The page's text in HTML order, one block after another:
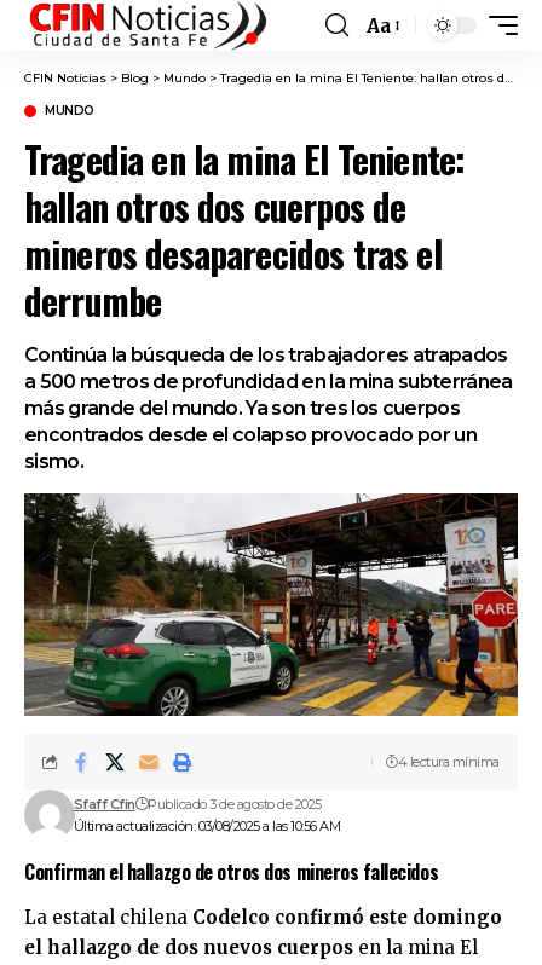
Font
Resizer
Aa
CFIN Noticias > Blog > Mundo >Tragedia en la mina El Teniente: hallan otros dos cuerpos de mineros desaparecidos tras el derrumbe
MUNDO
Tragedia en la mina El Teniente:
hallan otros dos cuerpos de
mineros desaparecidos tras el
derrumbe
Continúa la búsqueda de los trabajadores atrapados
a 500 metros de profundidad en la mina subterránea
más grande del mundo. Ya son tres los cuerpos
encontrados desde el colapso provocado por un
sismo.
Última actualización: 03/08/2025 a las 10:56 AM
Sfaff Cfin Publicado 3 de agosto de 2025
4 lectura mínima
Confirman el hallazgo de otros dos mineros fallecidos
La estatal chilena Codelco confirmó este domingo
el hallazgo de dos nuevos cuerpos en la mina El